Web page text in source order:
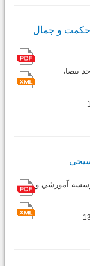
حکمت و جمال
بيضا،
آموزشي و